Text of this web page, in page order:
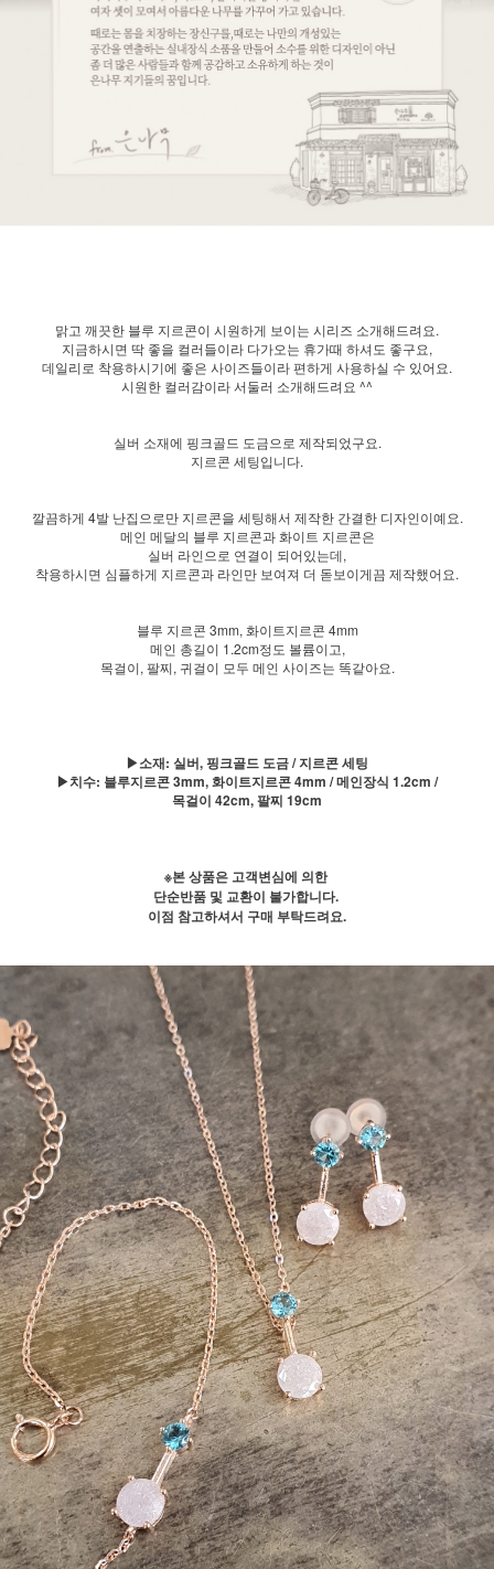
맑고 깨끗한 블루 지르콘이 시원하게 보이는 시리즈 소개해드려요.
지금하시면 딱 좋을 컬러들이라 다가오는 휴가때 하셔도 좋구요,
데일리로 착용하시기에 좋은 사이즈들이라 편하게 사용하실 수 있어요.
시원한 컬러감이라 서둘러 소개해드려요 ^^
실버 소재에 핑크골드 도금으로 제작되었구요.
지르콘 세팅입니다.
깔끔하게 4발 난집으로만 지르콘을 세팅해서 제작한 간결한 디자인이예요.
메인 메달의 블루 지르콘과 화이트 지르콘은
실버 라인으로 연결이 되어있는데,
착용하시면 심플하게 지르콘과 라인만 보여져 더 돋보이게끔 제작했어요.
블루 지르콘 3mm, 화이트지르콘 4mm
메인 총길이 1.2cm정도 볼륨이고,
목걸이, 팔찌, 귀걸이 모두 메인 사이즈는 똑같아요.
▶소재: 실버, 핑크골드 도금 / 지르콘 세팅
▶치수: 블루지르콘 3mm, 화이트지르콘 4mm / 메인장식 1.2cm /
목걸이 42cm, 팔찌 19cm
※본 상품은 고객변심에 의한
단순반품 및 교환이 불가합니다.
이점 참고하셔서 구매 부탁드려요.